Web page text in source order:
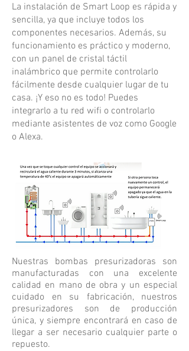
La instalación de Smart Loop es rápida y
sencilla, ya que incluye todos los
componentes necesarios. Además, su
funcionamiento es práctico y moderno,
con un panel de cristal táctil
inalámbrico que permite controlarlo
fácilmente desde cualquier lugar de tu
casa. ¡Y eso no es todo! Puedes
integrarlo a tu red wifi o controlarlo
mediante asistentes de voz como Google
o Alexa.
Nuestras bombas presurizadoras son
manufacturadas con una excelente
calidad en mano de obra y un especial
cuidado en su fabricación, nuestros
presurizadores son de producción
única, y siempre encontrará en caso de
llegar a ser necesario cualquier parte o
repuesto.